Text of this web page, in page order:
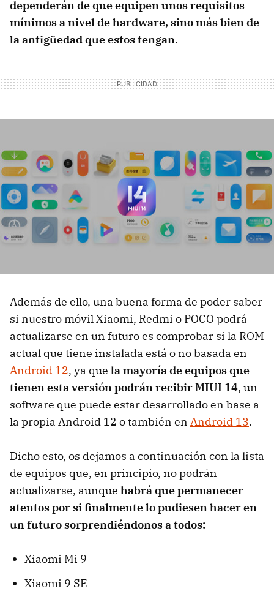
dependerán de que equipen unos requisitos
mínimos a nivel de hardware, sino más bien de
la antigüedad que estos tengan.
Además de ello, una buena forma de poder saber
si nuestro móvil Xiaomi, Redmi o POCO podrá
actualizarse en un futuro es comprobar si la ROM
actual que tiene instalada está o no basada en
Android 12, ya que la mayoría de equipos que
tienen esta versión podrán recibir MIUI 14, un
software que puede estar desarrollado en base a
la propia Android 12 o también en Android 13.
Dicho esto, os dejamos a continuación con la lista
de equipos que, en principio, no podrán
actualizarse, aunque habrá que permanecer
atentos por si finalmente lo pudiesen hacer en
un futuro sorprendiéndonos a todos:
Xiaomi Mi 9
Xiaomi 9 SE